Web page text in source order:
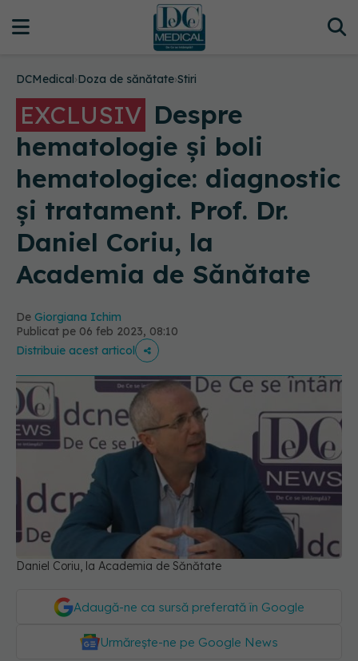
DCMedical›Doza de sănătate›Stiri
EXCLUSIV Despre
hematologie și boli
hematologice: diagnostic
și tratament. Prof. Dr.
Daniel Coriu, la
Academia de Sănătate
De Giorgiana Ichim
Publicat pe 06 feb 2023, 08:10
Distribuie acest articol
Daniel Coriu, la Academia de Sănătate
Adaugă-ne ca sursă preferată în Google
Urmărește-ne pe Google News